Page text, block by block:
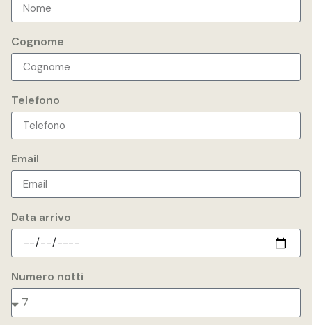
Cognome
Telefono
Email
Data arrivo
Numero notti